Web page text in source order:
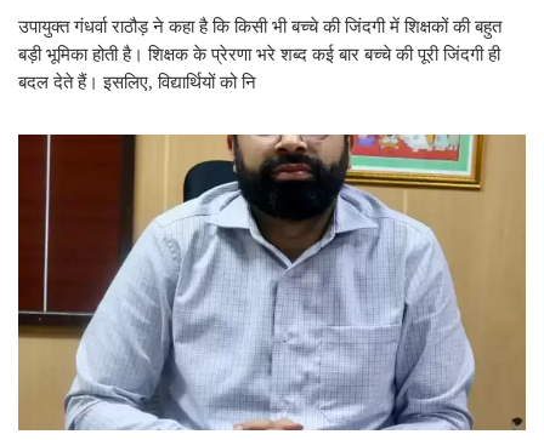
उपायुक्त गंधर्वा राठौड़ ने कहा है कि किसी भी बच्चे की जिंदगी में शिक्षकों की बहुत
बड़ी भूमिका होती है। शिक्षक के प्रेरणा भरे शब्द कई बार बच्चे की पूरी जिंदगी ही
बदल देते हैं। इसलिए, विद्यार्थियों को नि